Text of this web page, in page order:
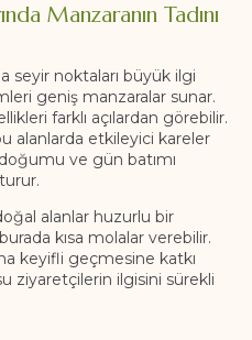
Manzaranın Tadını
seyir noktaları büyük ilgi
geniş manzaralar sunar.
farklı açılardan görebilir.
alanlarda etkileyici kareler
ve gün batımı
alanlar huzurlu bir
kısa molalar verebilir.
keyifli geçmesine katkı
ziyaretçilerin ilgisini sürekli